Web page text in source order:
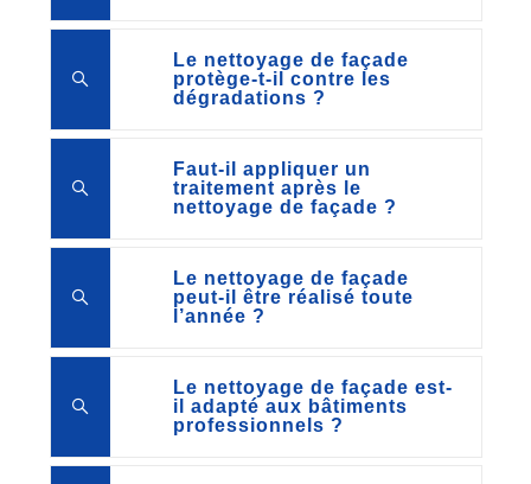
Le nettoyage de façade
protège-t-il contre les
dégradations ?
Faut-il appliquer un
traitement après le
nettoyage de façade ?
Le nettoyage de façade
peut-il être réalisé toute
l’année ?
Le nettoyage de façade est-
il adapté aux bâtiments
professionnels ?